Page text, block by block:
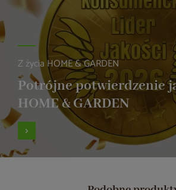
Z życia HOME & GARDEN
Potrójne potwierdzenie
HOME & GARDEN